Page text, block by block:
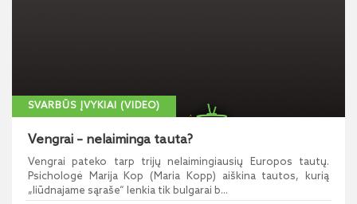
SVARBŪS ĮVYKIAI (VIDEO)
Vengrai – nelaiminga tauta?
Vengrai pateko tarp trijų nelaimingiausių Europos tautų.
Psichologė Marija Kop (Maria Kopp) aiškina tautos, kurią
„liūdnajame sąraše“ lenkia tik bulgarai b...